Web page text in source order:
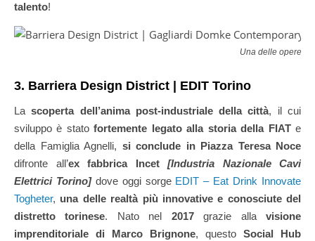
talento!
Una delle opere
3. Barriera Design District | EDIT Torino
Lascoperta dell’anima post-industriale della città, il cui
sviluppo è statofortemente legato alla storia della FIATe
della Famiglia Agnelli, si conclude in Piazza Teresa Noce
difronte all’ex fabbrica Incet [Industria Nazionale Cavi
Elettrici Torino]dove oggi sorge EDIT – Eat Drink Innovate
Togheter, una delle realtà più innovative e conosciute del
distretto torinese. Nato nel 2017grazie allavisione
imprenditoriale di Marco Brignone, questo Social Hub